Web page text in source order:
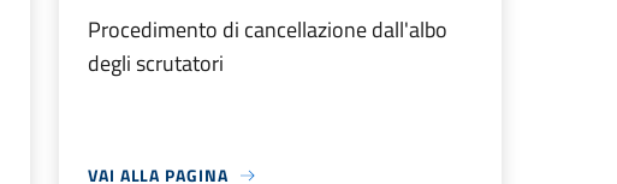
Procedimento di cancellazione dall'albo
degli scrutatori
VAI ALLA PAGINA